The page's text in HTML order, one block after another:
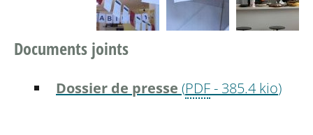
Documents joints
Dossier de presse (PDF- 385.4 kio)